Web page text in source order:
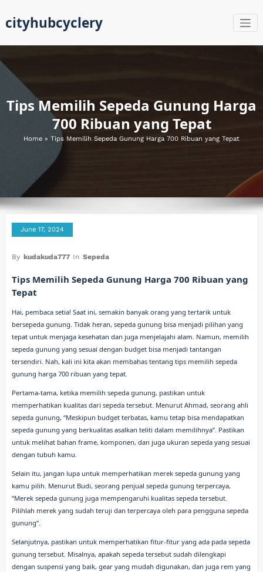
content
cityhubcyclery
Tips Memilih Sepeda Gunung Harga
700 Ribuan yang Tepat
Home » Tips Memilih Sepeda Gunung Harga 700 Ribuan yang Tepat
June 17, 2024
By kudakuda777 In Sepeda
Tips Memilih Sepeda Gunung Harga 700 Ribuan yang
Tepat
Hai, pembaca setia! Saat ini, semakin banyak orang yang tertarik untuk
bersepeda gunung. Tidak heran, sepeda gunung bisa menjadi pilihan yang
tepat untuk menjaga kesehatan dan juga menjelajahi alam. Namun, memilih
sepeda gunung yang sesuai dengan budget bisa menjadi tantangan
tersendiri. Nah, kali ini kita akan membahas tentang tips memilih sepeda
gunung harga 700 ribuan yang tepat.
Pertama-tama, ketika memilih sepeda gunung, pastikan untuk
memperhatikan kualitas dari sepeda tersebut. Menurut Ahmad, seorang ahli
sepeda gunung, “Meskipun budget terbatas, kamu tetap bisa mendapatkan
sepeda gunung yang berkualitas asalkan teliti dalam memilihnya”. Pastikan
untuk melihat bahan frame, komponen, dan juga ukuran sepeda yang sesuai
dengan tubuh kamu.
Selain itu, jangan lupa untuk memperhatikan merek sepeda gunung yang
kamu pilih. Menurut Budi, seorang penjual sepeda gunung terpercaya,
“Merek sepeda gunung juga mempengaruhi kualitas sepeda tersebut.
Pilihlah merek yang sudah teruji dan terpercaya oleh para pengguna sepeda
gunung”.
Selanjutnya, pastikan untuk memperhatikan fitur-fitur yang ada pada sepeda
gunung tersebut. Misalnya, apakah sepeda tersebut sudah dilengkapi
dengan suspensi yang baik, gear yang mudah digunakan, dan juga rem yang